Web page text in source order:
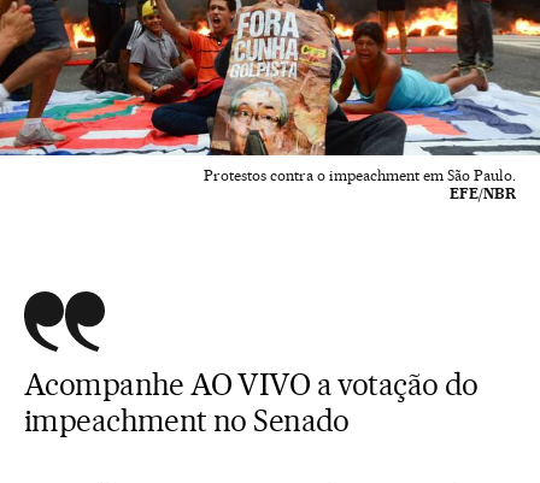
Protestos contra o impeachment em São Paulo.
EFE/NBR
Acompanhe AO VIVO a votação do
impeachment no Senado